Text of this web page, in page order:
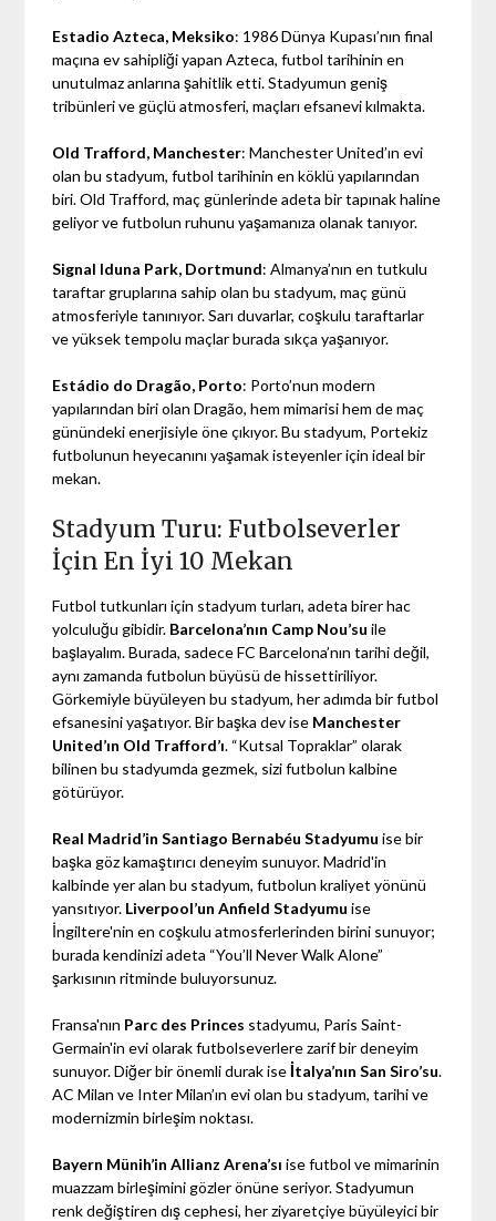
Estadio Azteca, Meksiko: 1986 Dünya Kupası’nın final
maçına ev sahipliği yapan Azteca, futbol tarihinin en
unutulmaz anlarına şahitlik etti. Stadyumun geniş
tribünleri ve güçlü atmosferi, maçları efsanevi kılmakta.
Old Trafford, Manchester: Manchester United’ın evi
olan bu stadyum, futbol tarihinin en köklü yapılarından
biri. Old Trafford, maç günlerinde adeta bir tapınak haline
geliyor ve futbolun ruhunu yaşamanıza olanak tanıyor.
Signal Iduna Park, Dortmund: Almanya’nın en tutkulu
taraftar gruplarına sahip olan bu stadyum, maç günü
atmosferiyle tanınıyor. Sarı duvarlar, coşkulu taraftarlar
ve yüksek tempolu maçlar burada sıkça yaşanıyor.
Estádio do Dragão, Porto: Porto’nun modern
yapılarından biri olan Dragão, hem mimarisi hem de maç
günündeki enerjisiyle öne çıkıyor. Bu stadyum, Portekiz
futbolunun heyecanını yaşamak isteyenler için ideal bir
mekan.
Stadyum Turu: Futbolseverler
İçin En İyi 10 Mekan
Futbol tutkunları için stadyum turları, adeta birer hac
yolculuğu gibidir. Barcelona’nın Camp Nou’su ile
başlayalım. Burada, sadece FC Barcelona’nın tarihi değil,
aynı zamanda futbolun büyüsü de hissettiriliyor.
Görkemiyle büyüleyen bu stadyum, her adımda bir futbol
efsanesini yaşatıyor. Bir başka dev ise Manchester
United’ın Old Trafford’ı. “Kutsal Topraklar” olarak
bilinen bu stadyumda gezmek, sizi futbolun kalbine
götürüyor.
Real Madrid’in Santiago Bernabéu Stadyumu ise bir
başka göz kamaştırıcı deneyim sunuyor. Madrid'in
kalbinde yer alan bu stadyum, futbolun kraliyet yönünü
yansıtıyor. Liverpool’un Anfield Stadyumu ise
İngiltere'nin en coşkulu atmosferlerinden birini sunuyor;
burada kendinizi adeta “You’ll Never Walk Alone”
şarkısının ritminde buluyorsunuz.
Fransa'nın Parc des Princes stadyumu, Paris Saint-
Germain'in evi olarak futbolseverlere zarif bir deneyim
sunuyor. Diğer bir önemli durak iseİtalya’nın San Siro’su.
AC Milan ve Inter Milan’ın evi olan bu stadyum, tarihi ve
modernizmin birleşim noktası.
Bayern Münih’in Allianz Arena’sı ise futbol ve mimarinin
muazzam birleşimini gözler önüne seriyor. Stadyumun
renk değiştiren dış cephesi, her ziyaretçiye büyüleyici bir